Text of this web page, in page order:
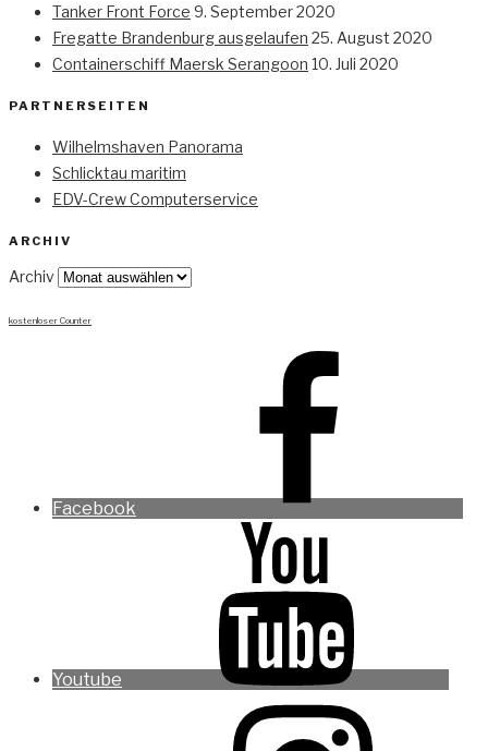
Tanker Front Force 9. September 2020
Fregatte Brandenburg ausgelaufen 25. August 2020
Containerschiff Maersk Serangoon 10. Juli 2020
PARTNERSEITEN
Wilhelmshaven Panorama
Schlicktau maritim
EDV-Crew Computerservice
ARCHIV
Archiv
kostenloser Counter
Facebook
Youtube